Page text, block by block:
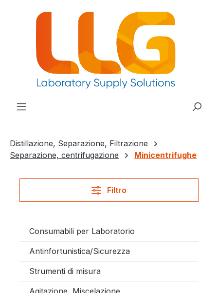
principale
Distillazione, Separazione, Filtrazione
Separazione, centrifugazione
Minicentrifughe
Filtro
Consumabili per Laboratorio
Antinfortunistica/Sicurezza
Strumenti di misura